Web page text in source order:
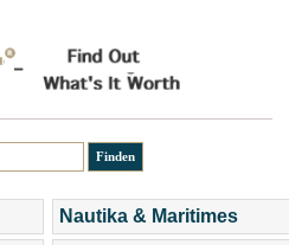
Nautika & Maritimes